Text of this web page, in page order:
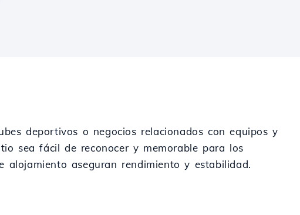
deportivos o negocios relacionados con equipos y
sea fácil de reconocer y memorable para los
aseguran rendimiento y estabilidad.